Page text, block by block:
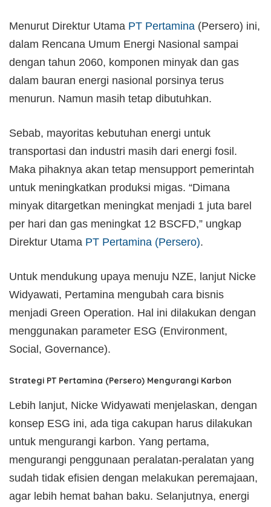
Menurut Direktur Utama PT Pertamina (Persero) ini,
dalam Rencana Umum Energi Nasional sampai
dengan tahun 2060, komponen minyak dan gas
dalam bauran energi nasional porsinya terus
menurun. Namun masih tetap dibutuhkan.
Sebab, mayoritas kebutuhan energi untuk
transportasi dan industri masih dari energi fosil.
Maka pihaknya akan tetap mensupport pemerintah
untuk meningkatkan produksi migas. “Dimana
minyak ditargetkan meningkat menjadi 1 juta barel
per hari dan gas meningkat 12 BSCFD,” ungkap
Direktur Utama PT Pertamina (Persero).
Untuk mendukung upaya menuju NZE, lanjut Nicke
Widyawati, Pertamina mengubah cara bisnis
menjadi Green Operation. Hal ini dilakukan dengan
menggunakan parameter ESG (Environment,
Social, Governance).
Strategi PT Pertamina (Persero) Mengurangi Karbon
Lebih lanjut, Nicke Widyawati menjelaskan, dengan
konsep ESG ini, ada tiga cakupan harus dilakukan
untuk mengurangi karbon. Yang pertama,
mengurangi penggunaan peralatan-peralatan yang
sudah tidak efisien dengan melakukan peremajaan,
agar lebih hemat bahan baku. Selanjutnya, energi